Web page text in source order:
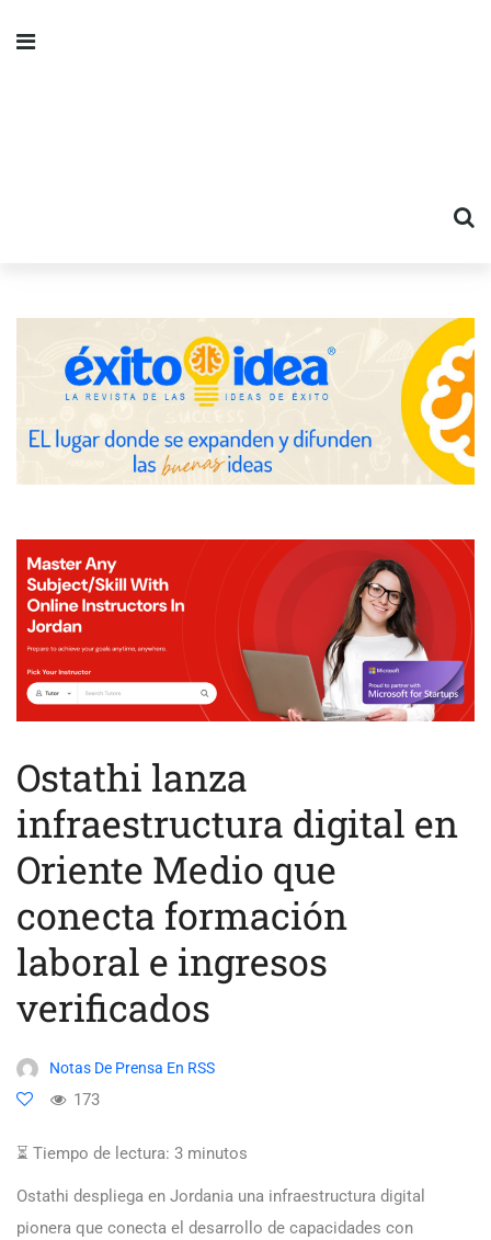
Ostathi lanza
infraestructura digital en
Oriente Medio que
conecta formación
laboral e ingresos
verificados
Notas De Prensa En RSS
173
⏳ Tiempo de lectura: 3 minutos
Ostathi despliega en Jordania una infraestructura digital
pionera que conecta el desarrollo de capacidades con